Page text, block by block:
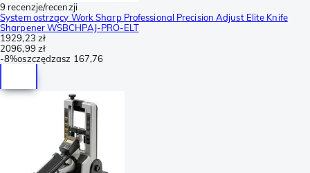
9 recenzje/recenzji
System ostrzący Work Sharp Professional Precision Adjust Elite Knife
Sharpener WSBCHPAJ-PRO-ELT
1929,23 zł
2096,99 zł
-8%oszczędzasz 167,76